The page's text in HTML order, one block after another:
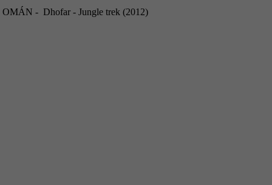
OMÁN - Dhofar - Jungle trek (2012)